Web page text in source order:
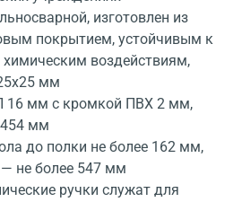
изготовлен из
покрытием, устойчивым к
воздействиям,
мм
16 мм с кромкой ПВХ 2 мм,
мм
до полки не более 162 мм,
не более 547 мм
ручки служат для